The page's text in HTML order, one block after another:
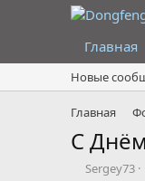
Главная
Новые
Главная
С
А
Sergey73